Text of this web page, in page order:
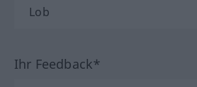
Ihr Feedback*